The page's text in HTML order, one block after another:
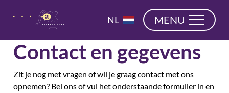
NL
DE
MENU
Contact en gegevens
Zit je nog met vragen of wil je graag contact met ons
opnemen? Bel ons of vul het onderstaande formulier in en